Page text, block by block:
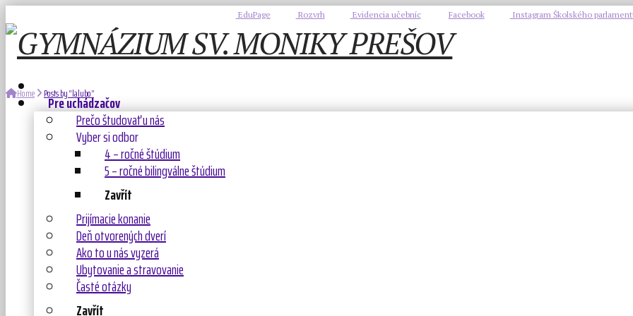
EduPage Rozvrh Evidencia učebníc Facebook Instagram Školského
Pre uchádzačov
Prečo študovať u nás
Vyber si odbor
4 – ročné štúdium
5 – ročné bilingválne štúdium
Zavřít
Prijímacie konanie
Deň otvorených dverí
Ako to u nás vyzerá
Ubytovanie a stravovanie
Časté otázky
Zavřít
Home Posts by “lalubo”